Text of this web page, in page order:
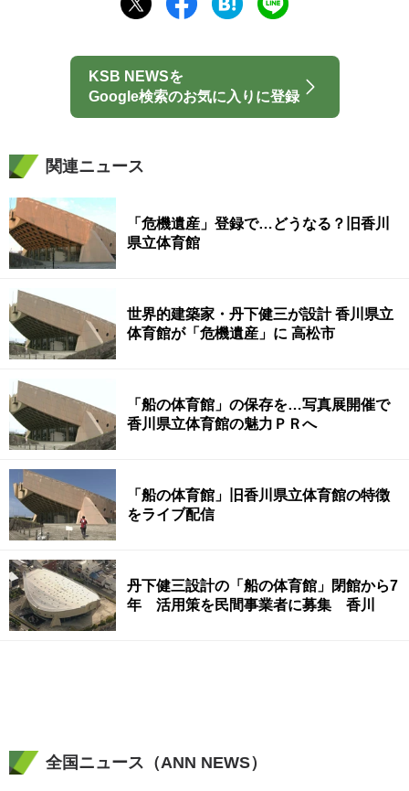
KSB NEWSを
Google検索のお気に入りに登録
関連ニュース
「危機遺産」登録で…どうなる？旧香川
県立体育館
世界的建築家・丹下健三が設計 香川県立
体育館が「危機遺産」に 高松市
「船の体育館」の保存を…写真展開催で
香川県立体育館の魅力ＰＲへ
「船の体育館」旧香川県立体育館の特徴
をライブ配信
丹下健三設計の「船の体育館」閉館から7
年 活用策を民間事業者に募集 香川
全国ニュース（ANN NEWS）